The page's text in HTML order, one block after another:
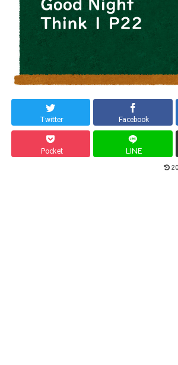
Twitter Facebook
Pocket LINE